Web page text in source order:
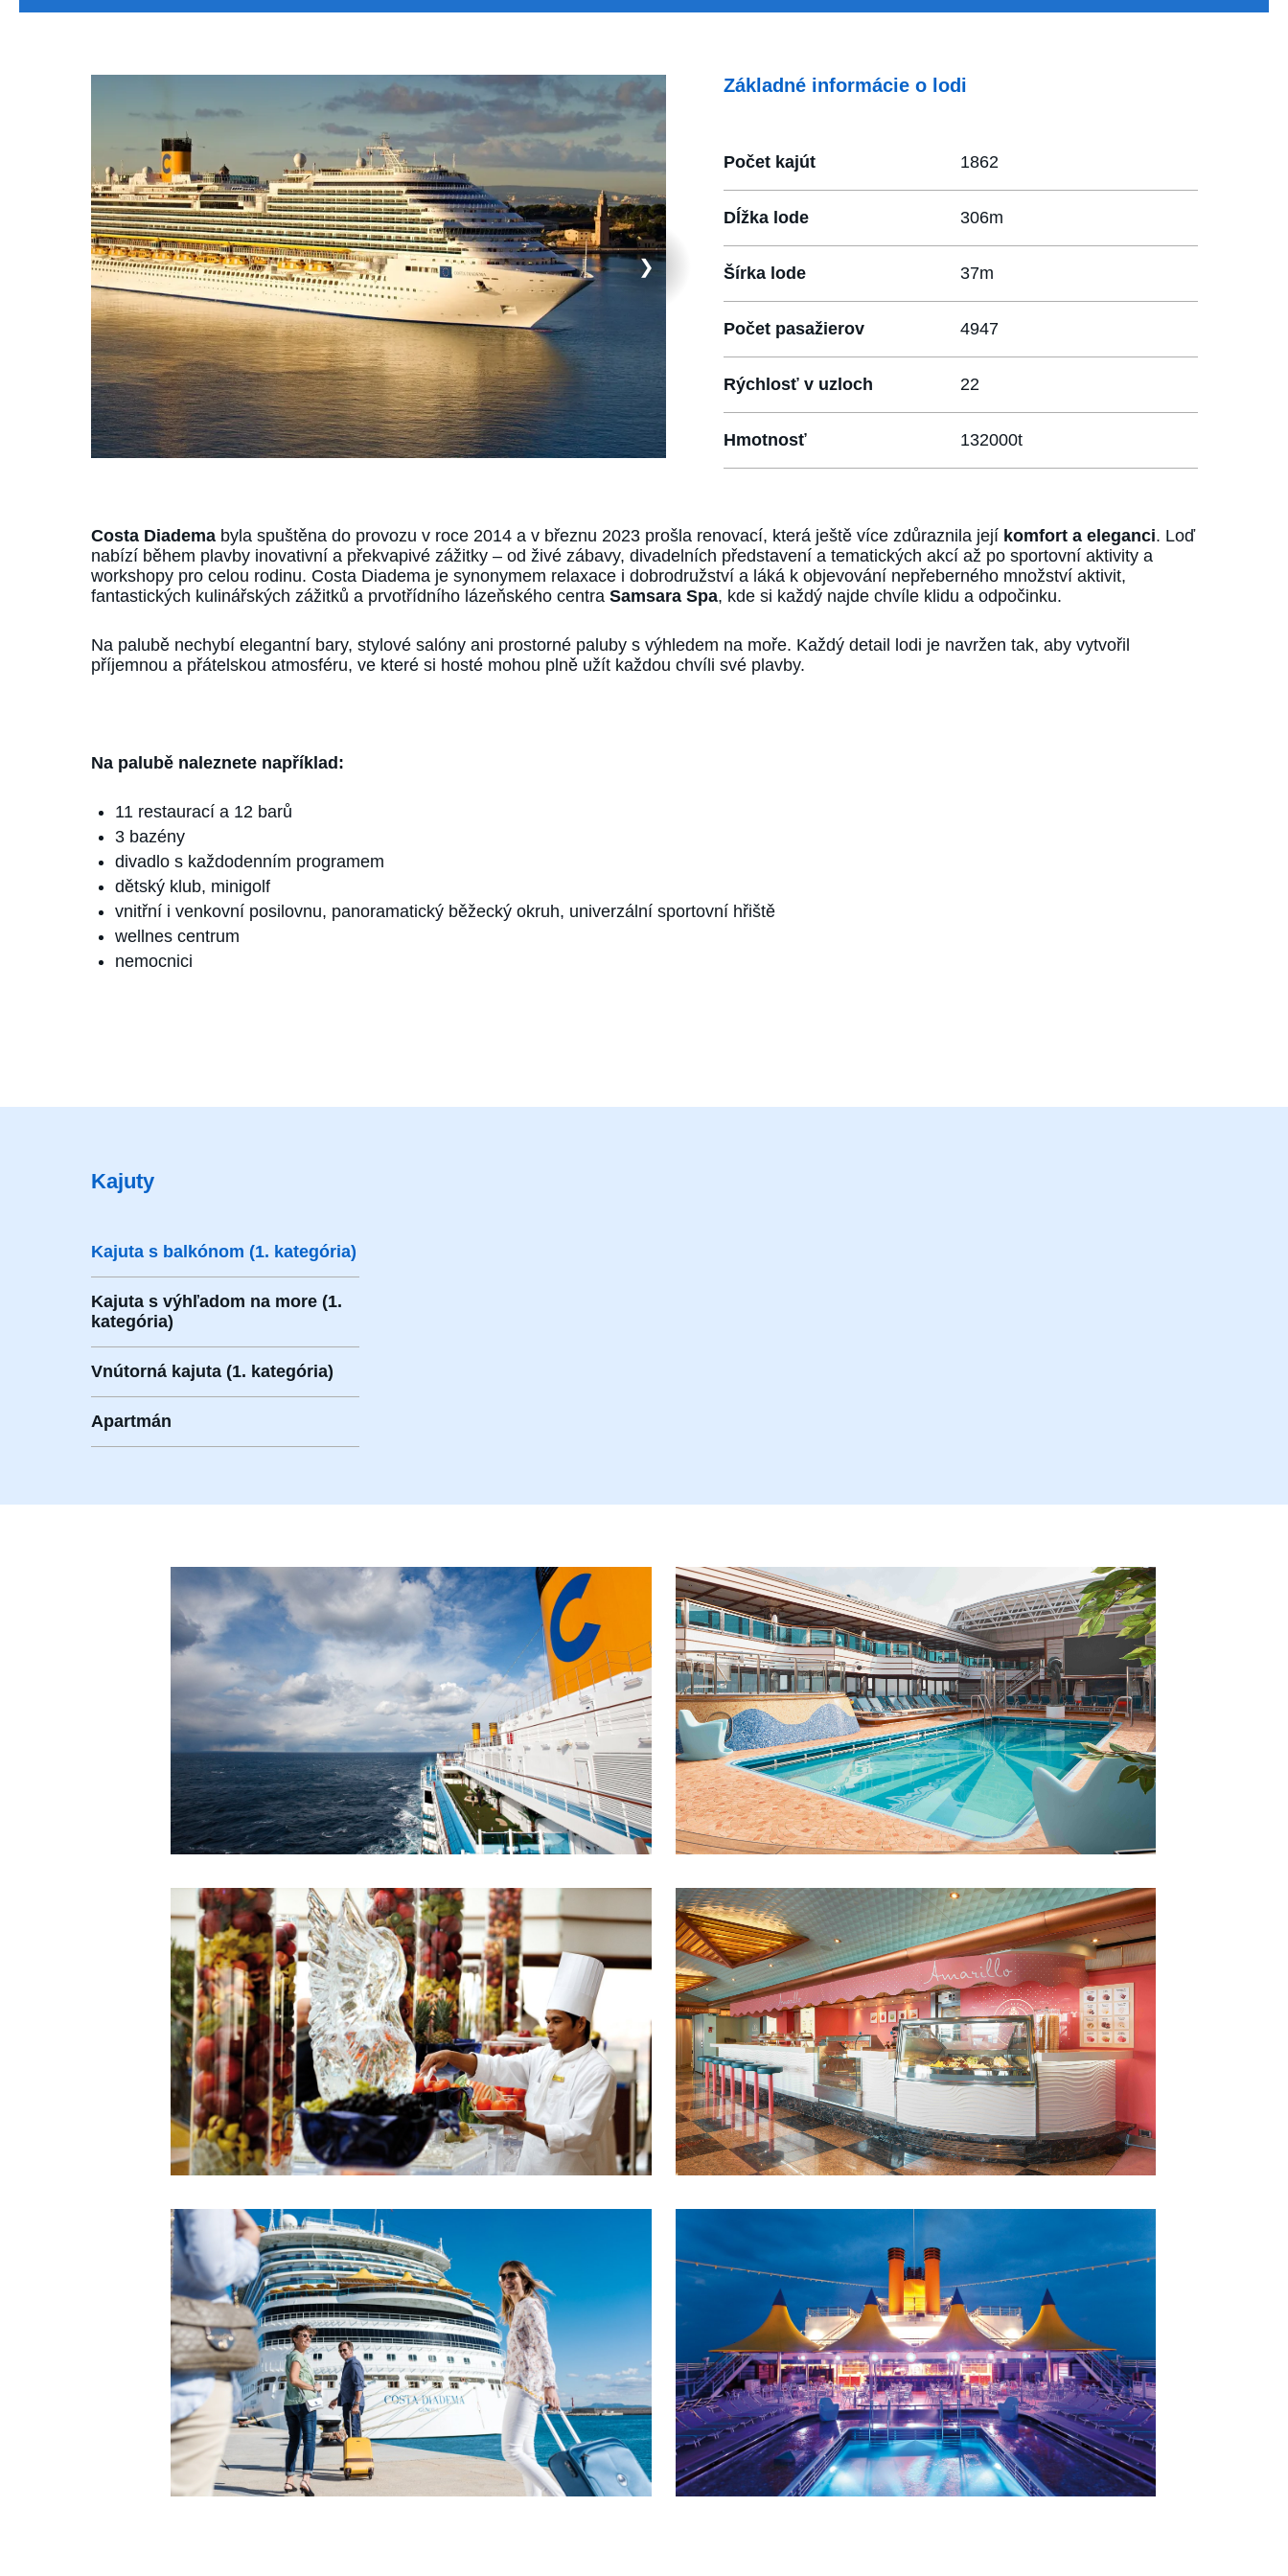
❯
Základné informácie o lodi
Počet kajút 1862
Dĺžka lode 306m
Šírka lode 37m
Počet pasažierov 4947
Rýchlosť v uzloch 22
Hmotnosť 132000t
Costa Diademabyla spuštěna do provozu v roce 2014 a v březnu 2023 prošla renovací, která ještě více zdůraznila její komfort a eleganci. Loď
nabízí během plavby inovativní a překvapivé zážitky – od živé zábavy, divadelních představení a tematických akcí až po sportovní aktivity a
workshopy pro celou rodinu. Costa Diadema je synonymem relaxace i dobrodružství a láká k objevování nepřeberného množství aktivit,
fantastických kulinářských zážitků a prvotřídního lázeňského centra Samsara Spa, kde si každý najde chvíle klidu a odpočinku.
Na palubě nechybí elegantní bary, stylové salóny ani prostorné paluby s výhledem na moře. Každý detail lodi je navržen tak, aby vytvořil
příjemnou a přátelskou atmosféru, ve které si hosté mohou plně užít každou chvíli své plavby.
Na palubě naleznete například:
11 restaurací a 12 barů
3 bazény
divadlo s každodenním programem
dětský klub, minigolf
vnitřní i venkovní posilovnu, panoramatický běžecký okruh, univerzální sportovní hřiště
wellnes centrum
nemocnici
Kajuty
Kajuta s balkónom (1. kategória)
Kajuta s výhľadom na more (1.
kategória)
Vnútorná kajuta (1. kategória)
Apartmán